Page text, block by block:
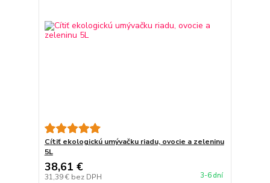
Cítiť ekologickú umývačku riadu, ovocie a zeleninu
5L
38,61 €
31,39 € bez DPH 3-6 dní